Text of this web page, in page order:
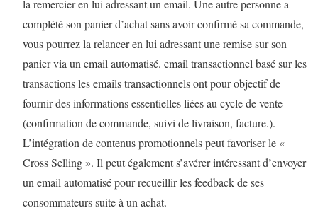
la remercier en lui adressant un email. Une autre personne a
complété son panier d’achat sans avoir confirmé sa commande,
vous pourrez la relancer en lui adressant une remise sur son
panier via un email automatisé. email transactionnel basé sur les
transactions les emails transactionnels ont pour objectif de
fournir des informations essentielles liées au cycle de vente
(confirmation de commande, suivi de livraison, facture.).
L’intégration de contenus promotionnels peut favoriser le «
Cross Selling ». Il peut également s’avérer intéressant d’envoyer
un email automatisé pour recueillir les feedback de ses
consommateurs suite à un achat.